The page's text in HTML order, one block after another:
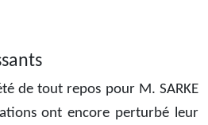
de tout repos pour M. SARKE
ont encore perturbé leur